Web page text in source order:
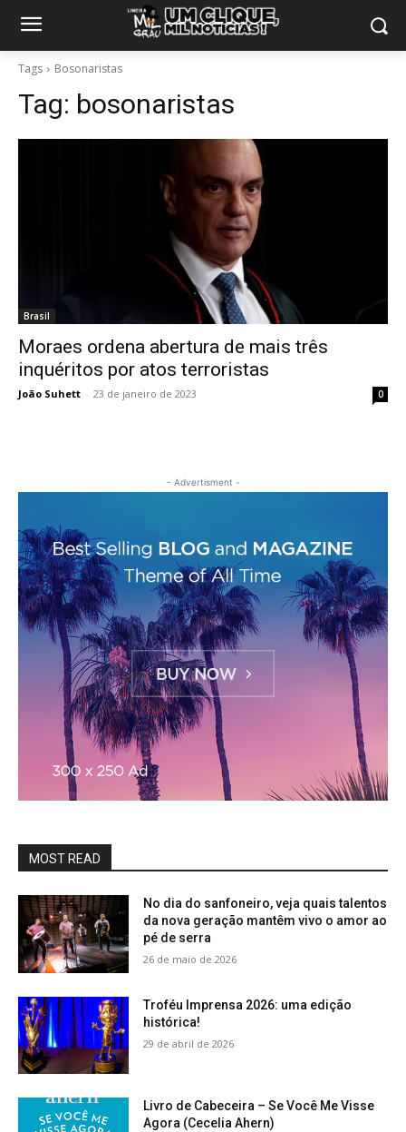
Tags Bosonaristas
Tag: bosonaristas
Brasil
Moraes ordena abertura de mais três
inquéritos por atos terroristas
João Suhett - 23 de janeiro de 2023 0
- Advertisment -
MOST READ
No dia do sanfoneiro, veja quais talentos
da nova geração mantêm vivo o amor ao
pé de serra
26 de maio de 2026
Troféu Imprensa 2026: uma edição
histórica!
29 de abril de 2026
Livro de Cabeceira – Se Você Me Visse
Agora (Cecelia Ahern)